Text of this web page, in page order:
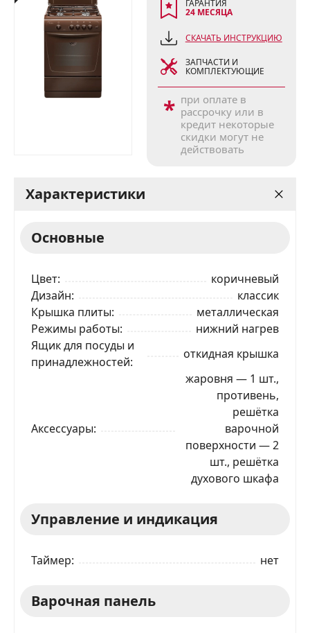
ГАРАНТИЯ
24 МЕСЯЦА
СКАЧАТЬ ИНСТРУКЦИЮ
ЗАПЧАСТИ И
КОМПЛЕКТУЮЩИЕ
* при оплате в
рассрочку или в
кредит некоторые
скидки могут не
действовать
Характеристики
Основные
Цвет
коричневый
Дизайн
классик
Крышка плиты
металлическая
Режимы работы
нижний нагрев
Ящик для посуды и
принадлежностей
откидная крышка
Аксессуары
жаровня — 1 шт.,
противень,
решётка
варочной
поверхности — 2
шт., решётка
духового шкафа
Управление и индикация
Таймер нет
Варочная панель